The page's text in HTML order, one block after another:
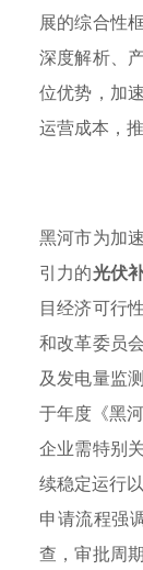
展的综合性
深度解析、
位优势，加
运营成本，
黑河市为加
引力的光伏
目经济可行
和改革委员
及发电量监
于年度《黑
企业需特别
续稳定运行
申请流程强
查，审批周